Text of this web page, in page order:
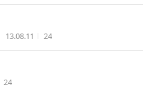
작성시간
13.08.11 조회수
24
조회수
24